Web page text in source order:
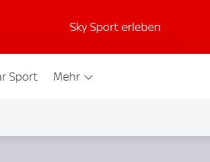
Sky Sport erleben
Sport Mehr